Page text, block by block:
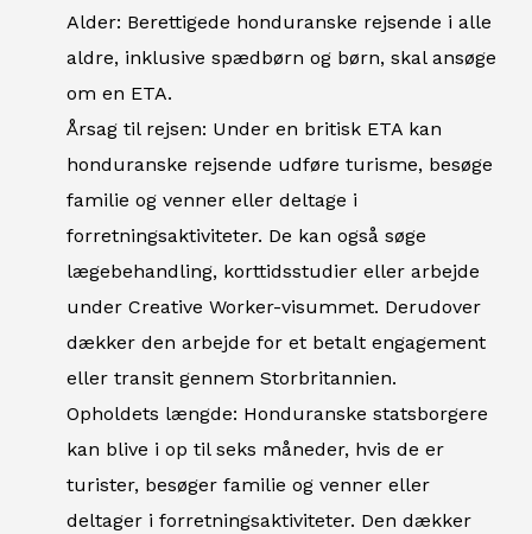
Alder: Berettigede honduranske rejsende i alle
aldre, inklusive spædbørn og børn, skal ansøge
om en ETA.
Årsag til rejsen: Under en britisk ETA kan
honduranske rejsende udføre turisme, besøge
familie og venner eller deltage i
forretningsaktiviteter. De kan også søge
lægebehandling, korttidsstudier eller arbejde
under Creative Worker-visummet. Derudover
dækker den arbejde for et betalt engagement
eller transit gennem Storbritannien.
Opholdets længde: Honduranske statsborgere
kan blive i op til seks måneder, hvis de er
turister, besøger familie og venner eller
deltager i forretningsaktiviteter. Den dækker